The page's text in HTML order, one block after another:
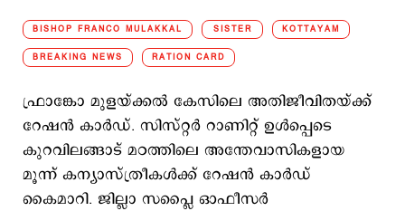
BISHOP FRANCO MULAKKAL SISTER KOTTAYAM
BREAKING NEWS RATION CARD
ഫ്രാങ്കോ മുളയ്ക്കൽ കേസിലെ അതിജീവിതയ്ക്ക്
റേഷന്‍ കാര്‍ഡ്.‌ സിസ്റ്റര്‍ റാണിറ്റ് ഉള്‍പ്പെടെ
കുറവിലങ്ങാട് മഠത്തിലെ അന്തേവാസികളായ
മൂന്ന് കന്യാസ്ത്രീകൾക്ക് റേഷൻ കാർഡ്
കൈമാറി. ജില്ലാ സപ്ലൈ ഓഫീസർ